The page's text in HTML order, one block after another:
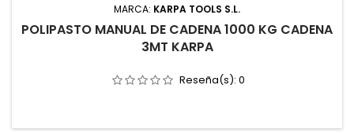
MARCA: KARPA TOOLS S.L.
POLIPASTO MANUAL DE CADENA 1000 KG CADENA
3MT KARPA
Reseña(s): 0